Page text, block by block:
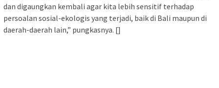
dan digaungkan kembali agar kita lebih sensitif terhadap
persoalan sosial-ekologis yang terjadi, baik di Bali maupun di
daerah-daerah lain,” pungkasnya. []